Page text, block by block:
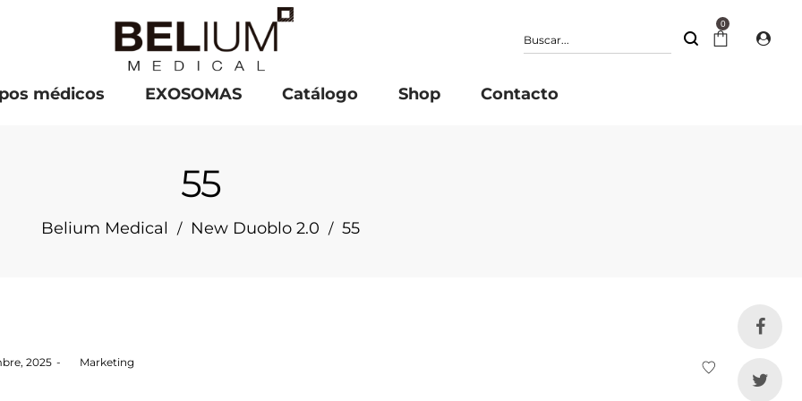
0
médicos EXOSOMAS Catálogo Shop Contacto
55
Belium Medical / New Duoblo 2.0 / 55
2025 Marketing